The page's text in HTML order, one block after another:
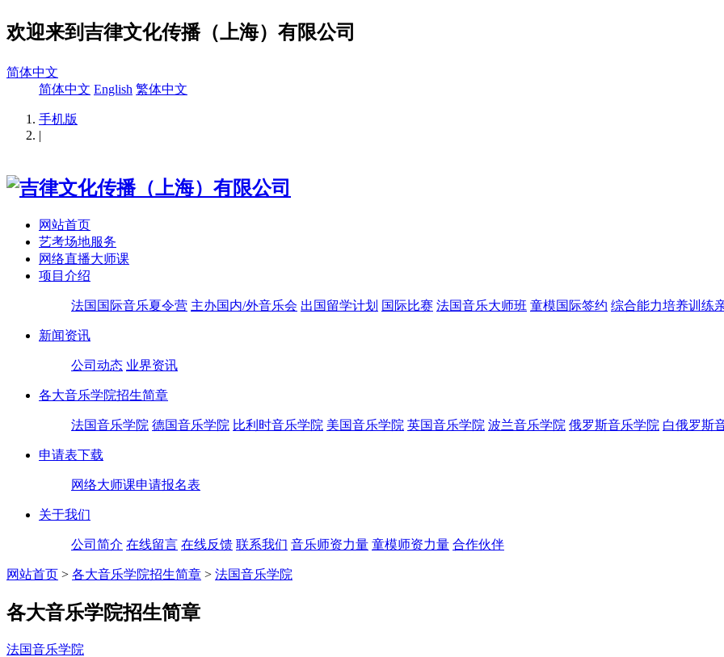
欢迎来到吉律文化传播（上海）有限公司
简体中文
简体中文 English 繁体中文
手机版
|
网站首页
艺考场地服务
网络直播大师课
项目介绍
法国国际音乐夏令营 主办国内/外音乐会 出国留学计划 国际比赛 法国音乐大师班 童模国际签约 综合能力培养训练
新闻资讯
公司动态 业界资讯
各大音乐学院招生简章
法国音乐学院 德国音乐学院 比利时音乐学院 美国音乐学院 英国音乐学院 波兰音乐学院 俄罗斯音乐学院 白俄罗斯
申请表下载
网络大师课申请报名表
关于我们
公司简介 在线留言 在线反馈 联系我们 音乐师资力量 童模师资力量 合作伙伴
网站首页 > 各大音乐学院招生简章 > 法国音乐学院
各大音乐学院招生简章
法国音乐学院